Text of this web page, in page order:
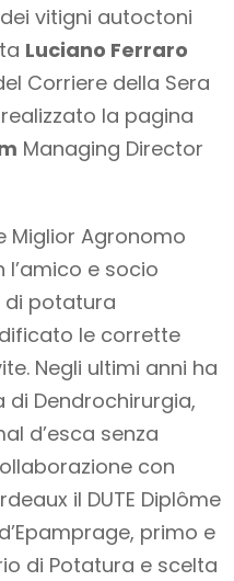
vitigni autoctoni
Luciano Ferraro
Corriere della Sera
la pagina
Managing Director
Miglior Agronomo
e socio
di potatura
le corrette
Negli ultimi anni ha
Dendrochirurgia,
d’esca senza
con
il DUTE Diplôme
primo e
di Potatura e scelta